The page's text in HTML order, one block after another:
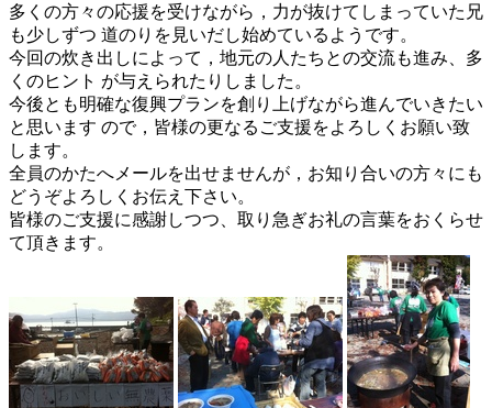
多くの方々の応援を受けながら，力が抜けてしまっていた兄
も少しずつ 道のりを見いだし始めているようです。
今回の炊き出しによって，地元の人たちとの交流も進み、多
くのヒント が与えられたりしました。
今後とも明確な復興プランを創り上げながら進んでいきたい
と思います ので，皆様の更なるご支援をよろしくお願い致
します。
全員のかたへメールを出せませんが，お知り合いの方々にも
どうぞよろしくお伝え下さい。
皆様のご支援に感謝しつつ、取り急ぎお礼の言葉をおくらせ
て頂きます。